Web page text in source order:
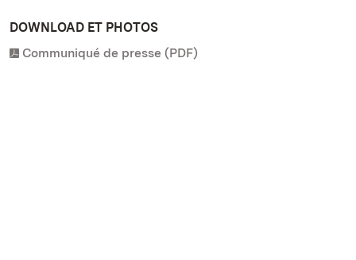
DOWNLOAD ET PHOTOS
Communiqué de presse (PDF)